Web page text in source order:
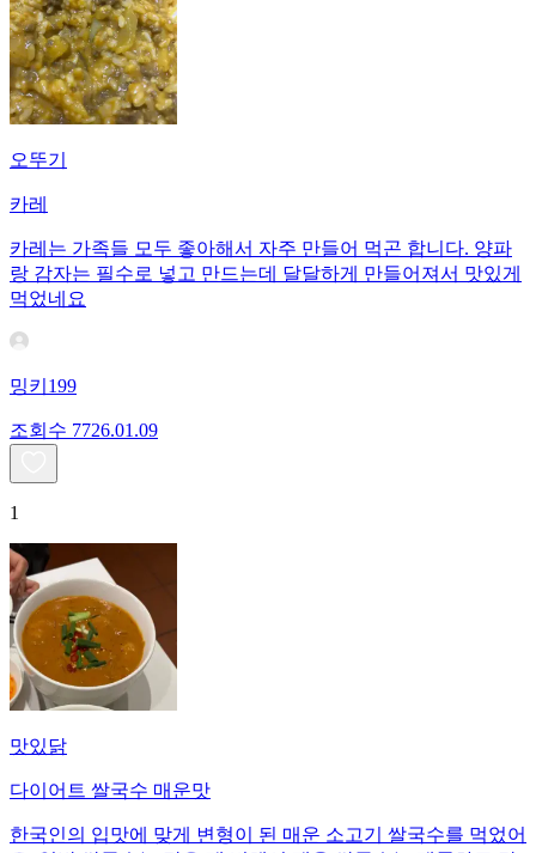
오뚜기
카레
카레는 가족들 모두 좋아해서 자주 만들어 먹곤 합니다. 양파
랑 감자는 필수로 넣고 만드는데 달달하게 만들어져서 맛있게
먹었네요
밍키199
조회수 7726.01.09
1
맛있닭
다이어트 쌀국수 매운맛
한국인의 입맛에 맞게 변형이 된 매운 소고기 쌀국수를 먹었어